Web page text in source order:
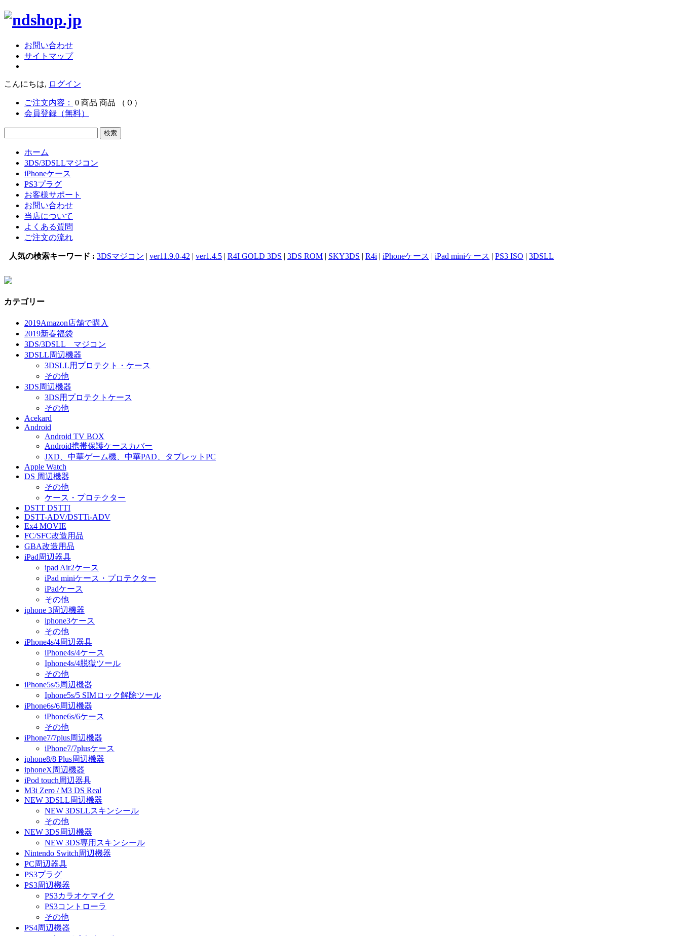
お問い合わせ
サイトマップ
こんにちは, ログイン
ご注文内容： 0 商品 商品
（０）
会員登録（無料）
ホーム
3DS/3DSLLマジコン
iPhoneケース
PS3プラグ
お客様サポート
お問い合わせ
当店について
よくある質問
ご注文の流れ
人気の検索キーワード : 3DSマジコン | ver11.9.0-42 | ver1.4.5 | R4I GOLD 3DS | 3DS ROM | SKY3DS | R4i | iPhoneケース | iPad miniケース | PS3 ISO | 3DSLL
カテゴリー
2019Amazon店舗で購入
2019新春福袋
3DS/3DSLL マジコン
3DSLL周辺機器
3DSLL用プロテクト・ケース
その他
3DS周辺機器
3DS用プロテクトケース
その他
Acekard
Android
Android TV BOX
Android携帯保護ケースカバー
JXD、中華ゲーム機、中華PAD、タブレットPC
Apple Watch
DS 周辺機器
その他
ケース・プロテクター
DSTT DSTTI
DSTT-ADV/DSTTi-ADV
Ex4 MOVIE
FC/SFC改造用品
GBA改造用品
iPad周辺器具
ipad Air2ケース
iPad miniケース・プロテクター
iPadケース
その他
iphone 3周辺機器
iphone3ケース
その他
iPhone4s/4周辺器具
iPhone4s/4ケース
Iphone4s/4脱獄ツール
その他
iPhone5s/5周辺機器
Iphone5s/5 SIMロック解除ツール
iPhone6s/6周辺機器
iPhone6s/6ケース
その他
iPhone7/7plus周辺機器
iPhone7/7plusケース
iphone8/8 Plus周辺機器
iphoneX周辺機器
iPod touch周辺器具
M3i Zero / M3 DS Real
NEW 3DSLL周辺機器
NEW 3DSLLスキンシール
その他
NEW 3DS周辺機器
NEW 3DS専用スキンシール
Nintendo Switch周辺機器
PC周辺器具
PS3プラグ
PS3周辺機器
PS3カラオケマイク
PS3コントローラ
その他
PS4周辺機器